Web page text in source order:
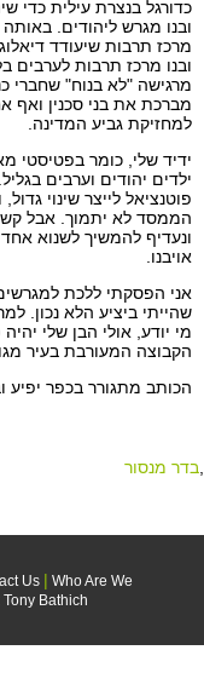
כדורגל בנצרת עילית כדי
ובנו מגרש ליהודים.
מרכז תרבות שיעודד
ובנו מרכז תרבות
מרגישה "לא בנוח" שחברי
מברכת את בני סכנין ואף
למחזיקת גביע המדינה.
ידיד שלי, כומר בפטיסטי
ילדים יהודים וערבים
פוטנציאל לייצר שינוי
הממסד לא יתמוך. אבל
ונעדיף להמשיך לשנוא
אויבנו.
שהייתי ביציע הלא נכון.
מי יודע, אולי הבן שלי
הקבוצה המעורבת בעיר
הכותב מתגורר בכפר יפיע
בדר מנסור
Us | Who Are We
Bathich